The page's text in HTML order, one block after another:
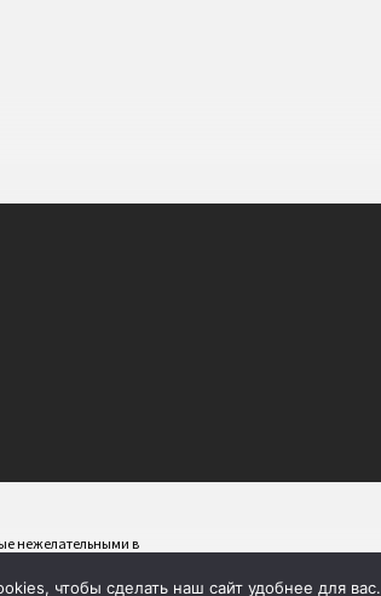
нежелательными в
чтобы сделать наш сайт удобнее для вас.